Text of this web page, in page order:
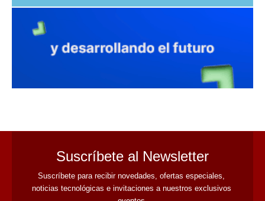
Suscríbete al Newsletter
Suscríbete para recibir novedades, ofertas especiales,
noticias tecnológicas e invitaciones a nuestros exclusivos